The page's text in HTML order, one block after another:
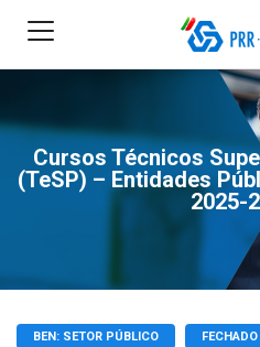
Cursos Técnicos
(TeSP) – Entidades
2025-
BEN: SETOR PÚBLICO FECHADO